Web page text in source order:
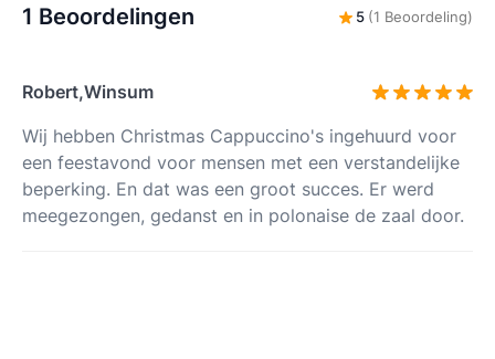
1 Beoordelingen 5 (1 Beoordeling)
Robert,Winsum
Wij hebben Christmas Cappuccino's ingehuurd voor
een feestavond voor mensen met een verstandelijke
beperking. En dat was een groot succes. Er werd
meegezongen, gedanst en in polonaise de zaal door.